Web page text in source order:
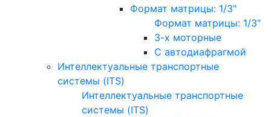
Формат матрицы: 1/3"
Формат матрицы: 1/3"
3-х моторные
С автодиафрагмой
Интеллектуальные транспортные
системы (ITS)
Интеллектуальные транспортные
системы (ITS)